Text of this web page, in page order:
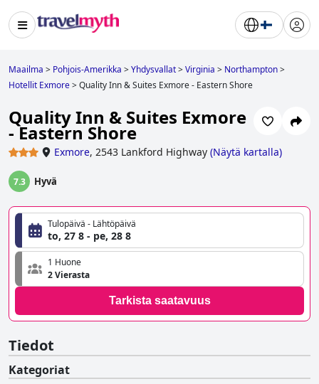
Maailma > Pohjois-Amerikka >Yhdysvallat>Virginia > Northampton>
Hotellit Exmore>Quality Inn & Suites Exmore - Eastern Shore
Quality Inn & Suites Exmore
- Eastern Shore
Exmore, 2543 Lankford Highway (Näytä kartalla)
7.3 Hyvä
Tulopäivä - Lähtöpäivä
to, 27 8 - pe, 28 8
1 Huone
2 Vierasta
Tarkista saatavuus
Tiedot
Kategoriat